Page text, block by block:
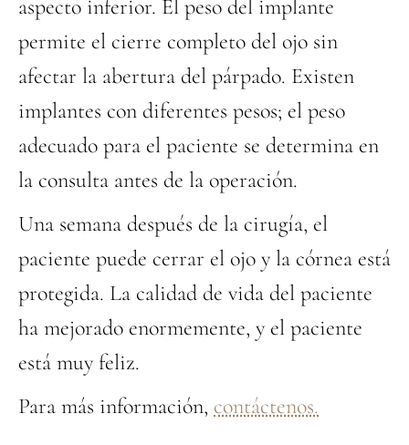
aspecto inferior. El peso del implante
permite el cierre completo del ojo sin
afectar la abertura del párpado. Existen
implantes con diferentes pesos; el peso
adecuado para el paciente se determina en
la consulta antes de la operación.
Una semana después de la cirugía, el
paciente puede cerrar el ojo y la córnea está
protegida. La calidad de vida del paciente
ha mejorado enormemente, y el paciente
está muy feliz.
Para más información, contáctenos.